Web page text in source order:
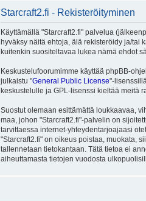
Starcraft2.fi - Rekisteröityminen
Käyttämällä "Starcraft2.fi" palvelua
hyväksy näitä ehtoja, älä rekisteröidy ja/tai
kuitenkin suositeltavaa lukea nämä ehdot
Keskustelufoorumimme käyttää phpBB-
julkaistu "General Public License"-
keskustelulle ja GPL-lisenssi kieltää meitä
Suostut olemaan esittämättä loukkaavaa,
maa, johon "Starcraft2.fi"-palvelin on
tarvittaessa internet-yhteydentarjoajaasi
"Starcraft2.fi" on oikeus poistaa, muokata,
tallennetaan tietokantaan. Tätä tietoa ei
aiheuttamasta tietojen vuodosta